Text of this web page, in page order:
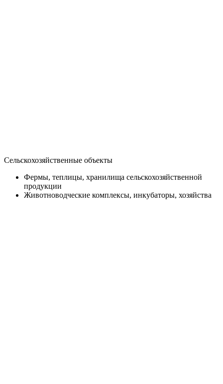
Сельскохозяйственные объекты
Фермы, теплицы, хранилища сельскохозяйственной
продукции
Животноводческие комплексы, инкубаторы, хозяйства